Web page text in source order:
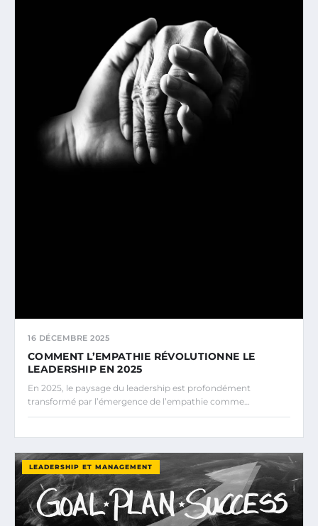
16 DÉCEMBRE 2025
COMMENT L’EMPATHIE RÉVOLUTIONNE LE
LEADERSHIP EN 2025
En 2025, le paysage du leadership est profondément
transformé par l’émergence de l’empathie comme…
LEADERSHIP ET MANAGEMENT